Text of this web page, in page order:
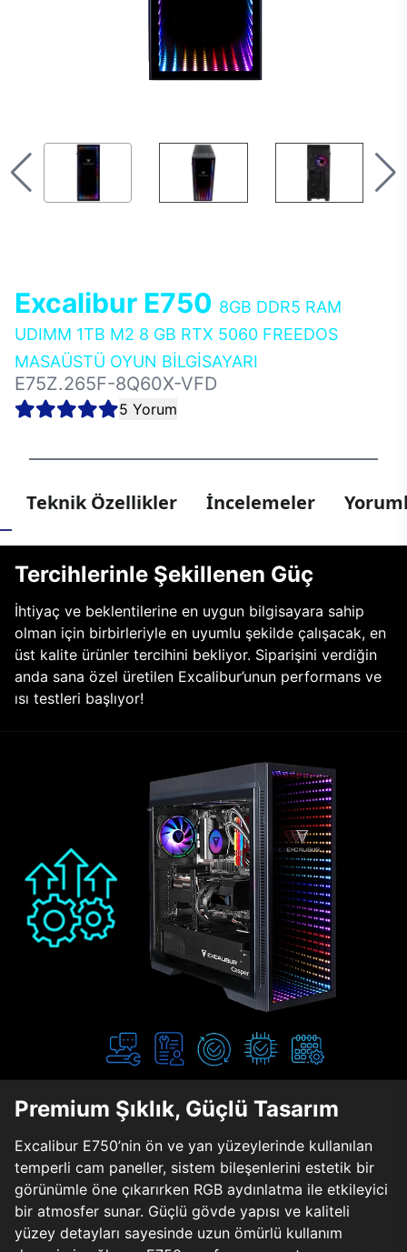
Excalibur E750 8GB DDR5 RAM
UDIMM 1TB M2 8 GB RTX 5060 FREEDOS
MASAÜSTÜ OYUN BİLGİSAYARI
E75Z.265F-8Q60X-VFD
5 Yorum
Teknik Özellikler İncelemeler
Tercihlerinle Şekillenen Güç
İhtiyaç ve beklentilerine en uygun bilgisayara sahip
olman için birbirleriyle en uyumlu şekilde çalışacak, en
üst kalite ürünler tercihini bekliyor. Siparişini verdiğin
anda sana özel üretilen Excalibur’unun performans ve
ısı testleri başlıyor!
Premium Şıklık, Güçlü Tasarım
Excalibur E750’nin ön ve yan yüzeylerinde kullanılan
temperli cam paneller, sistem bileşenlerini estetik bir
görünümle öne çıkarırken RGB aydınlatma ile etkileyici
bir atmosfer sunar. Güçlü gövde yapısı ve kaliteli
yüzey detayları sayesinde uzun ömürlü kullanım